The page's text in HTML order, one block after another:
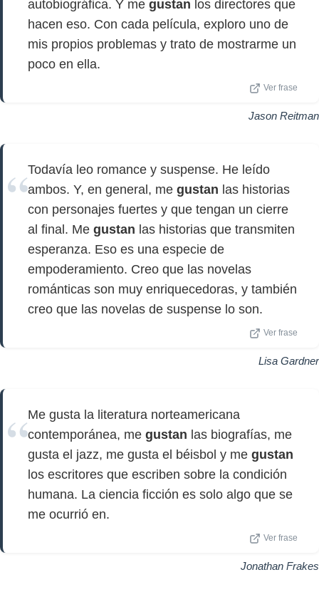
autobiográfica. Y me gustan los directores que
hacen eso. Con cada película, exploro uno de
mis propios problemas y trato de mostrarme un
poco en ella.
Ver frase
Jason Reitman
Todavía leo romance y suspense. He leído
ambos. Y, en general, me gustan las historias
con personajes fuertes y que tengan un cierre
al final. Me gustan las historias que transmiten
esperanza. Eso es una especie de
empoderamiento. Creo que las novelas
románticas son muy enriquecedoras, y también
creo que las novelas de suspense lo son.
Ver frase
Lisa Gardner
Me gusta la literatura norteamericana
contemporánea, me gustan las biografías, me
gusta el jazz, me gusta el béisbol y me gustan
los escritores que escriben sobre la condición
humana. La ciencia ficción es solo algo que se
me ocurrió en.
Ver frase
Jonathan Frakes